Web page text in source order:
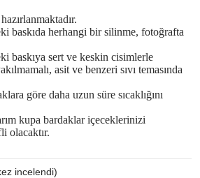
baskıda herhangi bir silinme, fotoğrafta
baskıya sert ve keskin cisimlerle
asit ve benzeri sıvı temasında
göre daha uzun süre sıcaklığını
kupa bardaklar içeceklerinizi
olacaktır.
incelendi)